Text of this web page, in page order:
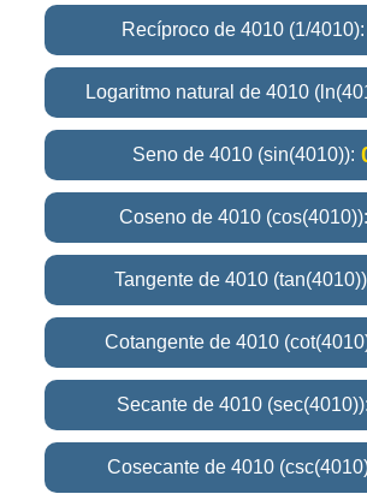
Recíproco de 4010 (1/4010):
Logaritmo natural de 4010
Seno de 4010 (sin(4010)):
Coseno de 4010 (cos(4010)):
Tangente de 4010
Cotangente de 4010
Secante de 4010 (sec(4010)):
Cosecante de 4010